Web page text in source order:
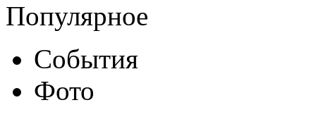
Популярное
События
Фото